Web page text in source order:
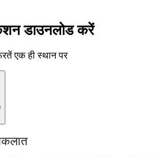
डाउनलोड करें
एक ही स्थान पर